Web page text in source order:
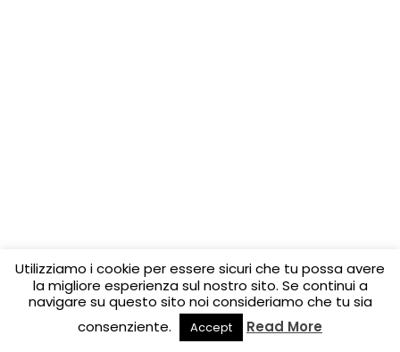
Utilizziamo i cookie per essere sicuri che tu possa avere
la migliore esperienza sul nostro sito. Se continui a
navigare su questo sito noi consideriamo che tu sia
consenziente.
Accept Read More